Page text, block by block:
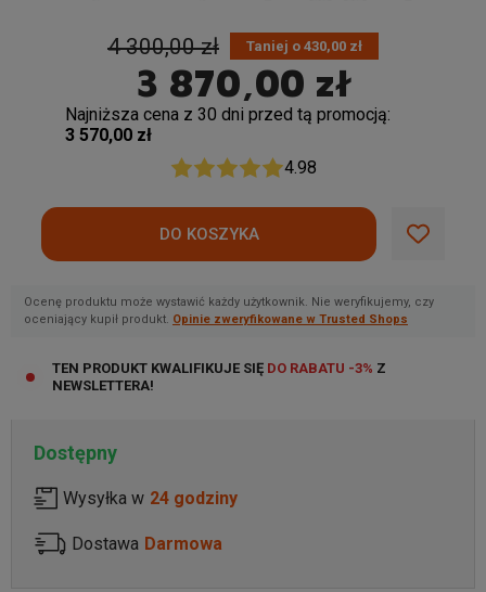
4 300,00 zł Taniej o 430,00 zł
3 870,00 zł
Najniższa cena z 30 dni przed tą promocją:
3 570,00 zł
4.98
Ocenę produktu może wystawić każdy użytkownik. Nie weryfikujemy, czy
oceniający kupił produkt. Opinie zweryfikowane w Trusted Shops
TEN PRODUKT KWALIFIKUJE SIĘ DO RABATU -3% Z
NEWSLETTERA!
Dostępny
Wysyłka w 24 godziny
Dostawa Darmowa